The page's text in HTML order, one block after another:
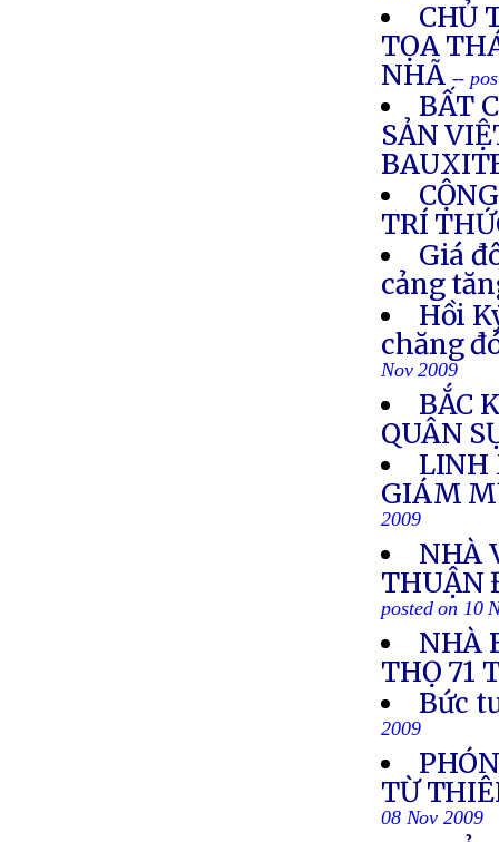
CHỦ
TỌA
NHÃ --
BẤT
SẢN
TRÍ
Giá
cảng
Hồi
chăng
Nov 2009
BẮC
QUÂN
LINH
GIÁM
2009
NHÀ
THUẬN
posted on 10
NHÀ
THỌ 71
Bức
2009
TỪ
08 Nov 2009